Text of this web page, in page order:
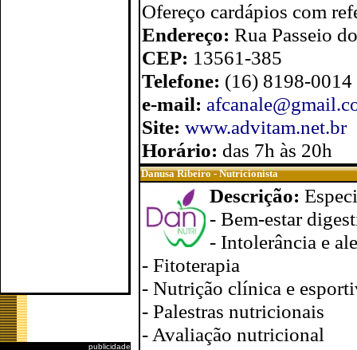
publicidade
Ofereço cardápios com
Endereço: Rua Passeio
CEP: 13561-385
Telefone: (16) 8198-0014
e-mail:
Site: www.advitam.net.br
Horário: das 7h às 20h
Danusa Ribeiro - Nutricionista
Descrição:
- Bem-estar
- Intolerância e
- Fitoterapia
- Nutrição clínica e
- Palestras nutricionais
- Avaliação nutricional